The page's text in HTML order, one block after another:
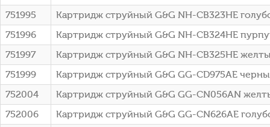
751995
Картридж струйный G&G NH-CB323HE
751996
Картридж струйный G&G NH-CB324HE
751997
Картридж струйный G&G NH-CB325HE
751999
Картридж струйный G&G GG-CD975AE
752004
Картридж струйный G&G GG-CN056AN
752006
Картридж струйный G&G GG-CN626AE